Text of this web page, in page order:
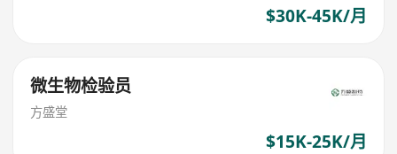
$30K-45K/月
微生物检验员
方盛堂
$15K-25K/月